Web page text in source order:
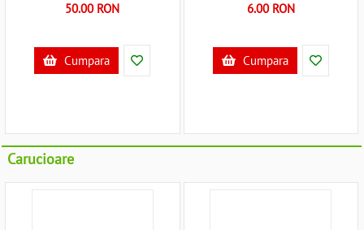
50.00 RON
Cumpara
6.00 RON
Cumpara
Carucioare